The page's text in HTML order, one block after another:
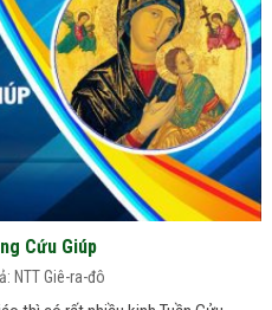
Cứu Giúp
NTT Giê-ra-đô